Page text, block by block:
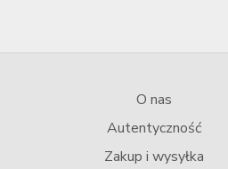
O nas
Autentyczność
Zakup i wysyłka